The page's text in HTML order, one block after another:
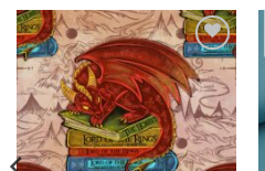
Toevoegen
aan
verlanglijst